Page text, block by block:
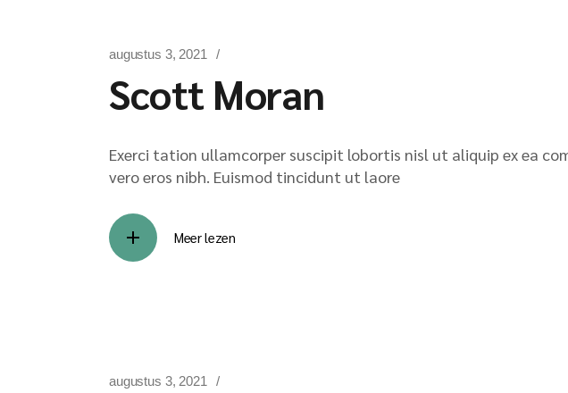
augustus 3, 2021
Scott Moran
Exerci tation ullamcorper suscipit lobortis nisl ut aliquip ex ea
vero eros nibh. Euismod tincidunt ut laore
Meer lezen
augustus 3, 2021